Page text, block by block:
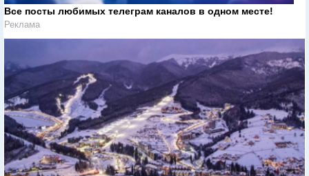
Все посты любимых телеграм каналов в одном месте!
Реклама